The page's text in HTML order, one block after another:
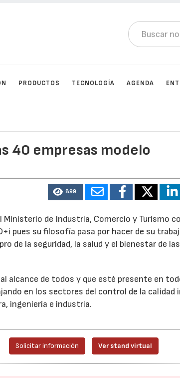
PRODUCTOS TECNOLOGÍA AGENDA
40 empresas modelo
899
de Industria, Comercio y Turismo
pues su filosofía pasa por hacer de su
de la seguridad, la salud y el bienestar de las
alcance de todos y que esté presente en
en los sectores del control de la calidad
ingeniería e industria.
Solicitar información Ver stand virtual